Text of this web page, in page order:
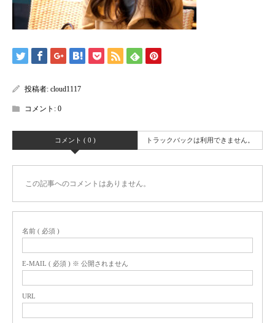
投稿者: cloud1117
コメント: 0
コメント ( 0 ) トラックバックは利用できません。
この記事へのコメントはありません。
名前 ( 必須 )
E-MAIL ( 必須 ) ※ 公開されません
URL